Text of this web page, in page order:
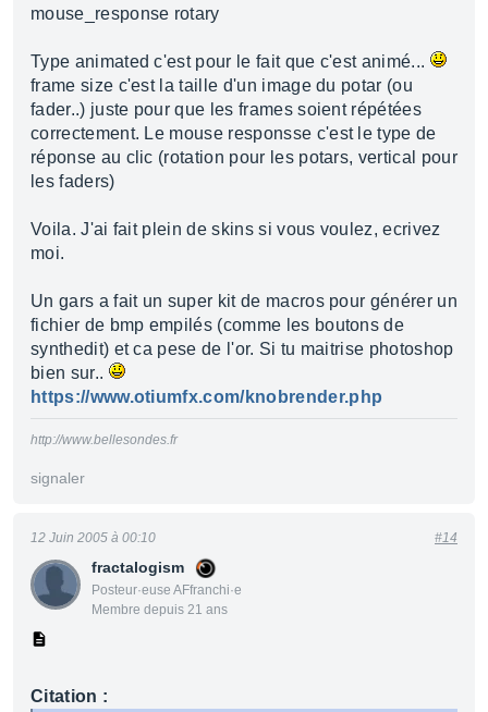
mouse_response rotary
Type animated c'est pour le fait que c'est animé...
frame size c'est la taille d'un image du potar (ou
fader..) juste pour que les frames soient répétées
correctement. Le mouse responsse c'est le type de
réponse au clic (rotation pour les potars, vertical pour
les faders)
Voila. J'ai fait plein de skins si vous voulez, ecrivez
moi.
Un gars a fait un super kit de macros pour générer un
fichier de bmp empilés (comme les boutons de
synthedit) et ca pese de l'or. Si tu maitrise photoshop
bien sur..
https://www.otiumfx.com/knobrender.php
http://www.bellesondes.fr
signaler
fractalogism
Posteur·euse AFfranchi·e
Membre depuis 21 ans
12 Juin 2005 à 00:10 #14
Citation :